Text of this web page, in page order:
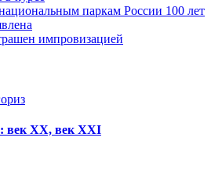
паркам России 100 лет
импровизацией
век XX, век XXI